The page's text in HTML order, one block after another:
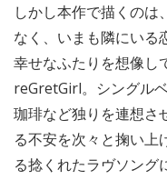
しかし本作で描くのは
なく、いまも隣にいる
幸せなふたりを想像し
reGretGirl。シングル
珈琲など独りを連想さ
る不安を次々と掬い上
る捻くれたラヴソング